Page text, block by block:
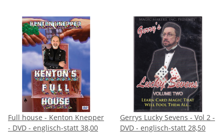
Full house - Kenton Knepper
- DVD - englisch-statt 38,00
Gerrys Lucky Sevens - Vol 2 -
DVD - englisch-statt 28,50